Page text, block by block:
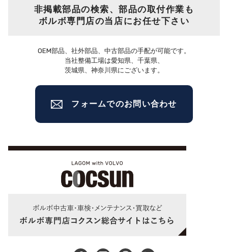
非掲載部品の検索、部品の取付作業も
ボルボ専門店の当店にお任せ下さい
OEM部品、社外部品、中古部品の手配が可能です。
当社整備工場は愛知県、千葉県、
茨城県、神奈川県にございます。
フォームでのお問い合わせ